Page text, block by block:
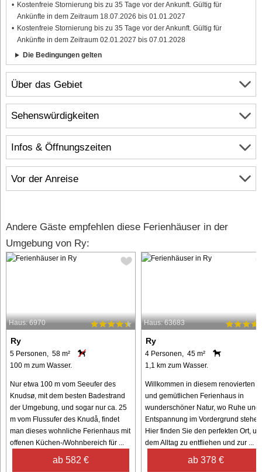
Über das Gebiet
Infos & Öffnungszeiten
Vor der Anreise
Kostenfreie Stornierung bis zu 35 Tage vor der Ankunft. Gültig für
Ankünfte in dem Zeitraum 18.07.2026 bis 01.01.2027
Kostenfreie Stornierung bis zu 35 Tage vor der Ankunft. Gültig für
Ankünfte in dem Zeitraum 02.01.2027 bis 07.01.2028
Die Bedingungen gelten
Sehenswürdigkeiten
Andere Gäste empfehlen diese Ferienhäuser in der
Umgebung von Ry:
Haus: 6970
Ry
5 Personen, 58 m²
100 m zum Wasser.
Nur etwa 100 m vom Seeufer des
Knudsø, mit dem besten Badestrand
der Umgebung, und sogar nur ca. 25
m vom Flussufer des Knudå, findet
man dieses wohnliche Ferienhaus mit
offenen Küchen-/Wohnbereich für ...
ab 582 €
Haus: 63683
Ry
4 Personen, 45 m²
1,1 km zum Wasser.
Willkommen in diesem renovierten
und gemütlichen Ferienhaus in
wunderschöner Natur, wo Ruhe und
Entspannung im Vordergrund
Hier finden Sie den perfekten Ort, um
dem Alltag zu entfliehen und zur ...
ab 378 €